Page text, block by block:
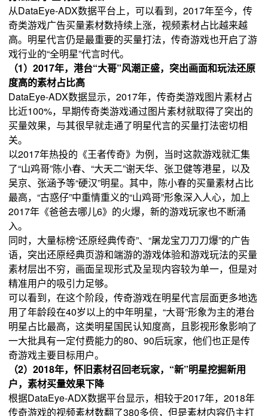
从DataEye-ADX数据平台上，可以看到，2017年至今，传
奇类游戏广告买量素材数持续上涨，视频素材占比越来越
高。明星代言仍是最重要的买量打法，传奇游戏也开启了游
戏行业的“全明星”代言时代。
（1）2017年，港台“大哥”风潮正盛，突出画面和玩法还原
度高的素材占比高
DataEye-ADX数据显示，2017年，传奇类游戏图片素材占
比近100%，早期传奇类游戏通过图片素材就取得了突出的
买量效果，与其很早就走通了明星代言的买量打法密切相
关。
以2017年热投的《王者传奇》为例，当时这款游戏就汇集
了“山鸡哥”陈小春、“大天二”谢天华、张卫健等港星，以及
吴京、张涵予等“硬汉”明星。其中，陈小春的买量素材占比
最高，“古惑仔”中重情重义的“山鸡哥”形象深入人心，加上
2017年《爸爸去哪儿6》的火爆，新的游戏玩家也不断涌
入。
同时，大量标榜“还原经典传奇”、“屠龙宝刀刀刀爆”的广告
语，突出还原经典页游和端游的游戏体验和游戏玩法的买量
素材层出不穷，画面呈现形式及呈现内容较为单一，但是对
精准用户的吸引力足够。
可以看到，在这个阶段，传奇游戏在明星代言层面更多地选
用了年龄段在40岁以上的中年明星，“大哥”形象为主的港台
明星占比最高，这类明星国民认知度高，且影视形象影响了
一大批具有一定付费能力的80、90后玩家，他们也正是传
奇游戏主要目标用户。
（2）2018年，怀旧素材召回老玩家，“新”明星挖掘新用
户，素材买量效果下降
根据DataEye-ADX数据平台显示，相较于2017年，2018年
传奇游戏的视频素材数翻了380多倍，但是素材内容仍主打